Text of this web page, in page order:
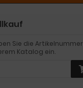
Sie die Artikelnummer
Katalog ein.